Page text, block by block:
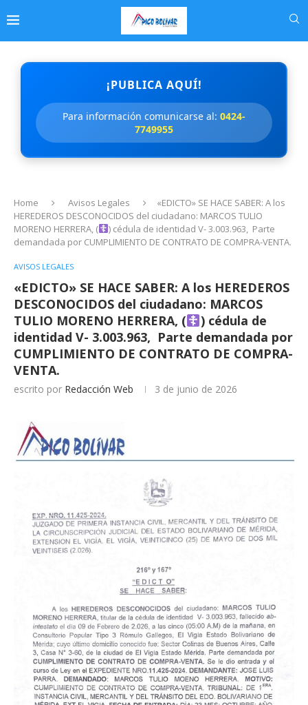
¡PUBLICA AQUÍ!
Para información comunicarse al: 0424-
7749955
Home Avisos Legales
«EDICTO» SE HACE SABER: A los
HEREDEROS DESCONOCIDOS del ciudadano: MARCOS TULIO
MORENO HERRERA, (
) cédula de identidad V- 3.003.963, Parte
demandada por CUMPLIMIENTO DE CONTRATO DE COMPRA-VENTA.
AVISOS LEGALES
«EDICTO» SE HACE SABER: A los HEREDEROS
DESCONOCIDOS del ciudadano: MARCOS
TULIO MORENO HERRERA, (
) cédula de
identidad V- 3.003.963, Parte demandada por
CUMPLIMIENTO DE CONTRATO DE COMPRA-
VENTA.
escrito por Redacción Web 3 de junio de 2026